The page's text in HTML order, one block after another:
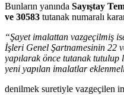
Bunların yanında Sayıştay
ve 30583 tutanak numaralı
“Şayet imalattan vazgeçilmiş
İşleri Genel Şartnamesinin 22
yapılarak önce tutanak
yeni yapılan imalatlar
denilmek suretiyle vazgeçilen